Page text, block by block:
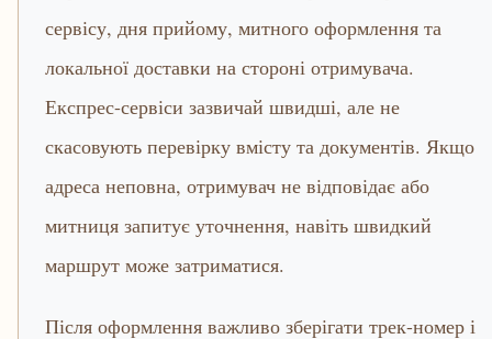
сервісу, дня прийому, митного оформлення та
локальної доставки на стороні отримувача.
Експрес-сервіси зазвичай швидші, але не
скасовують перевірку вмісту та документів. Якщо
адреса неповна, отримувач не відповідає або
митниця запитує уточнення, навіть швидкий
маршрут може затриматися.
Після оформлення важливо зберігати трек-номер і